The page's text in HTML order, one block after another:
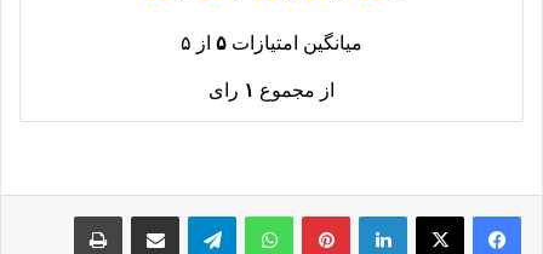
میانگین امتیازات ۵ از ۵
از مجموع ۱ رای
لینکدین پینترستواتس آپ تلگرام اشتراک گذاری از طریق ایمیل چاپ